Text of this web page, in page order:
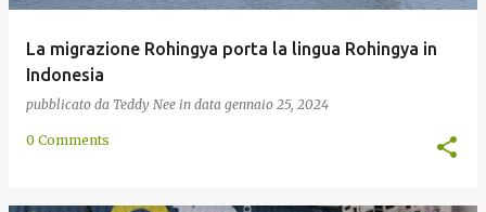
La migrazione Rohingya porta la lingua Rohingya in
Indonesia
pubblicato da Teddy Nee in data gennaio 25, 2024
0 Comments